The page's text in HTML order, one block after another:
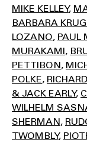
MIKE KELLEY
BARBARA
LOZANO PAUL
MURAKAMI
PETTIBON
POLKE
& JACK EARLY
WILHELM
SHERMAN
TWOMBLY